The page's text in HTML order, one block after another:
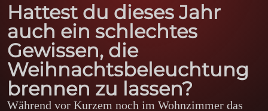
Hattest du dieses Jahr
auch ein schlechtes
Gewissen, die
Weihnachtsbeleuchtung
brennen zu lassen?
Während vor Kurzem noch im Wohnzimmer das